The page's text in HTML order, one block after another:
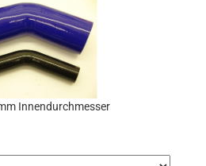
Innendurchmesser